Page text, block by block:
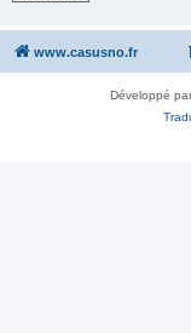
www.casusno.fr
Développé